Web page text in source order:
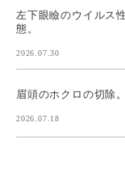
左下眼瞼のウイルス
態。
2026.07.30
眉頭のホクロの切除
2026.07.18